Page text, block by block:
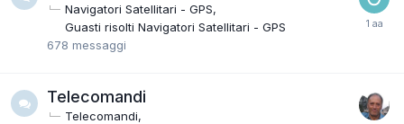
Navigatori Satellitari - GPS
Guasti risolti Navigatori Satellitari - GPS
678 messaggi
Telecomandi
Telecomandi